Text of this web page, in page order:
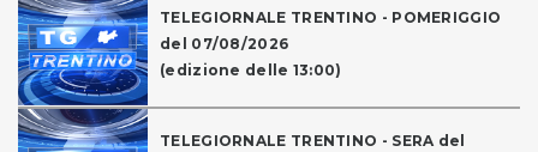
TELEGIORNALE TRENTINO - POMERIGGIO
del 07/08/2026
(edizione delle 13:00)
TELEGIORNALE TRENTINO - SERA del